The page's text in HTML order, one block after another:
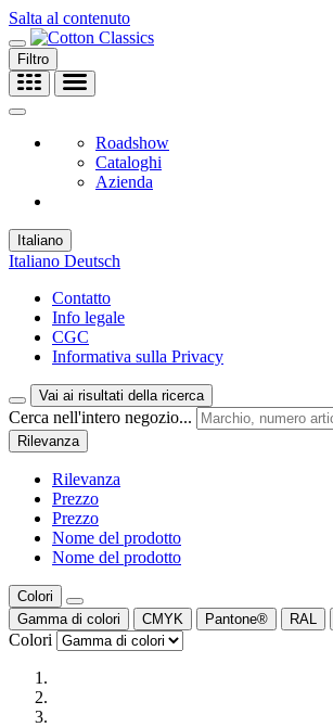
Salta al contenuto
Filtro
Roadshow
Cataloghi
Azienda
Italiano
Italiano Deutsch
Contatto
Info legale
CGC
Informativa sulla Privacy
Vai ai risultati della ricerca
Cerca nell'intero negozio...
Rilevanza
Rilevanza
Prezzo
Prezzo
Nome del prodotto
Nome del prodotto
Colori
Gamma di colori
CMYK Pantone® RAL
Colori